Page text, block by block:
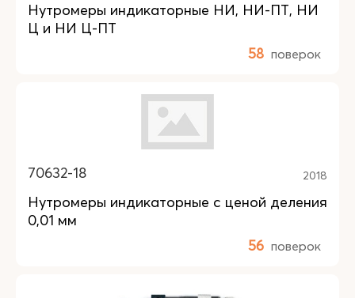
Нутромеры индикаторные НИ, НИ-ПТ, НИ
Ц и НИ Ц-ПТ
58 поверок
70632-18 2018
Нутромеры индикаторные с ценой деления
0,01 мм
56 поверок